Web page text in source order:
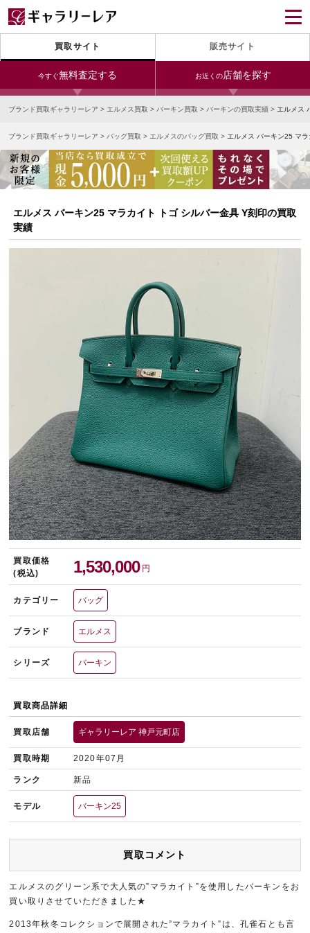
買取サイト 販売サイト
今すぐ無料査定する お近くの店舗を探す
24時間受付（対応時間10:00～19:00）
宅配買取を申し込む
無料の宅配キットをお届けします
今すぐ電話査定
受付時間 10:00～19:00
銀座本店 青山表参道店 新宿東口店
小田急新宿店 LAB東京 名古屋大須店
宅配買取を申し込む
無料の宅配キットをお届けします
ブランド買取ギャラリーレア > エルメス買取 > バーキン買取 > バーキンの買取実績 > エルメス
ブランド買取ギャラリーレア > バッグ買取 > エルメスのバッグ買取 > エルメス バーキン25 マ
エルメス バーキン25 マラカイト トゴ シルバー金具 Y刻印の買取
実績
買取価格
(税込)
1,530,000 円
カテゴリー バッグ
ブランド エルメス
シリーズ バーキン
買取商品詳細
買取店舗 ギャラリーレア 神戸元町店
買取時期 2020年07月
ランク 新品
モデル バーキン25
買取コメント
エルメスのグリーン系で大人気の”マラカイト”を使用したバーキンをお
買い取りさせていただきました★
2013年秋冬コレクションで展開された”マラカイト”は、孔雀石とも言